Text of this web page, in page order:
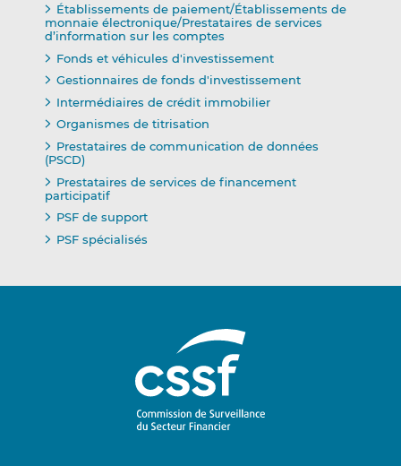
Établissements de paiement/Établissements de
monnaie électronique/Prestataires de services
d’information sur les comptes
Fonds et véhicules d'investissement
Gestionnaires de fonds d'investissement
Intermédiaires de crédit immobilier
Organismes de titrisation
Prestataires de communication de données
(PSCD)
Prestataires de services de financement
participatif
PSF de support
PSF spécialisés